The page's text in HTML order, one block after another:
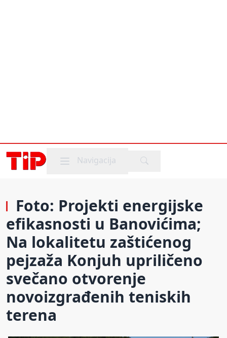
Mobile menu
Navigacija
Foto: Projekti energijske
efikasnosti u Banovićima;
Na lokalitetu zaštićenog
pejzaža Konjuh upriličeno
svečano otvorenje
novoizgrađenih teniskih
terena